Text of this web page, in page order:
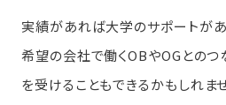
実績があれば大学のサポートがあ
希望の会社で働くOBやOGとのつ
を受けることもできるかもしれま